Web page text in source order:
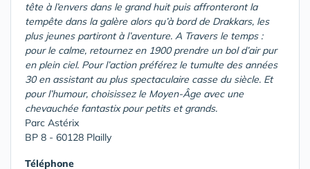
tête à l’envers dans le grand huit puis affronteront la
tempête dans la galère alors qu’à bord de Drakkars, les
plus jeunes partiront à l’aventure. A Travers le temps :
pour le calme, retournez en 1900 prendre un bol d’air pur
en plein ciel. Pour l’action préférez le tumulte des années
30 en assistant au plus spectaculaire casse du siècle. Et
pour l’humour, choisissez le Moyen-Âge avec une
chevauchée fantastix pour petits et grands.
Parc Astérix
BP 8 - 60128 Plailly
Téléphone